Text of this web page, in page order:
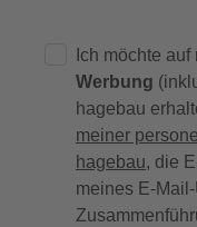
Ich möchte auf
Werbung
hagebau
meiner
hagebau, die
meines E-